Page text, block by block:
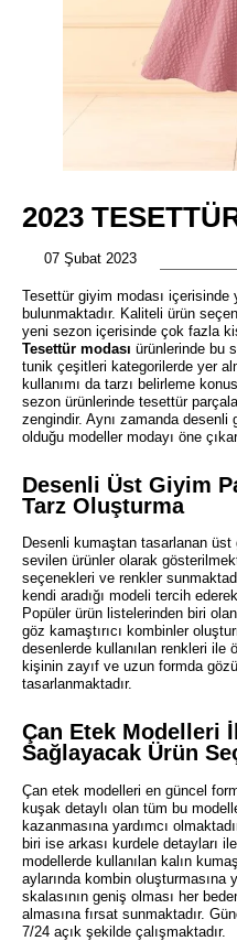
2023
07 Şubat 2023
Tesettür giyim modası içerisinde
bulunmaktadır. Kaliteli ürün
yeni sezon içerisinde çok fazla
Tesettür modası ürünlerinde bu
tunik çeşitleri kategorilerde yer
kullanımı da tarzı belirleme
sezon ürünlerinde tesettür
zengindir. Aynı zamanda desenli
olduğu modeller modayı öne
Desenli Üst Giyim
Tarz Oluşturma
Desenli kumaştan tasarlanan
sevilen ürünler olarak
seçenekleri ve renkler
kendi aradığı modeli tercih
Popüler ürün listelerinden biri
göz kamaştırıcı kombinler
desenlerde kullanılan renkleri ile
kişinin zayıf ve uzun formda
tasarlanmaktadır.
Çan Etek Modelleri
Sağlayacak Ürün
Çan etek modelleri en güncel
kuşak detaylı olan tüm bu
kazanmasına yardımcı
biri ise arkası kurdele detayları
modellerde kullanılan kalın
aylarında kombin oluşturmasına
skalasının geniş olması her
almasına fırsat sunmaktadır.
7/24 açık şekilde çalışmaktadır.